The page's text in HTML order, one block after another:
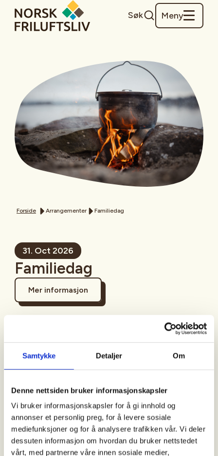
Samtykke Detaljer Om
Denne nettsiden bruker informasjonskapsler
Vi bruker informasjonskapsler for å gi innhold og
annonser et personlig preg, for å levere sosiale
mediefunksjoner og for å analysere trafikken vår. Vi deler
dessuten informasjon om hvordan du bruker nettstedet
vårt, med partnerne våre innen sosiale medier,
Søk Meny
Forside Arrangementer Familiedag
31. Oct 2026
Familiedag
Mer informasjon
Tid
31. Oct 2026
Kl. 12.00 - 14.00